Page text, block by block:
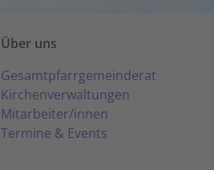
Über uns
Gesamtpfarrgemeinderat
Kirchenverwaltungen
Mitarbeiter/innen
Termine & Events